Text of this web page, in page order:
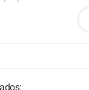
1° Error,
su impresora.